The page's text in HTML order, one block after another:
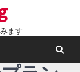
ます